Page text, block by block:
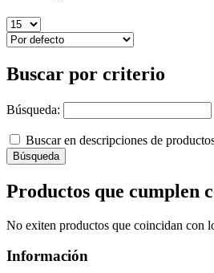
Buscar por criterio
Búsqueda:
Buscar en descripciones de
Productos que cumplen
No exiten productos que coincidan con
Información